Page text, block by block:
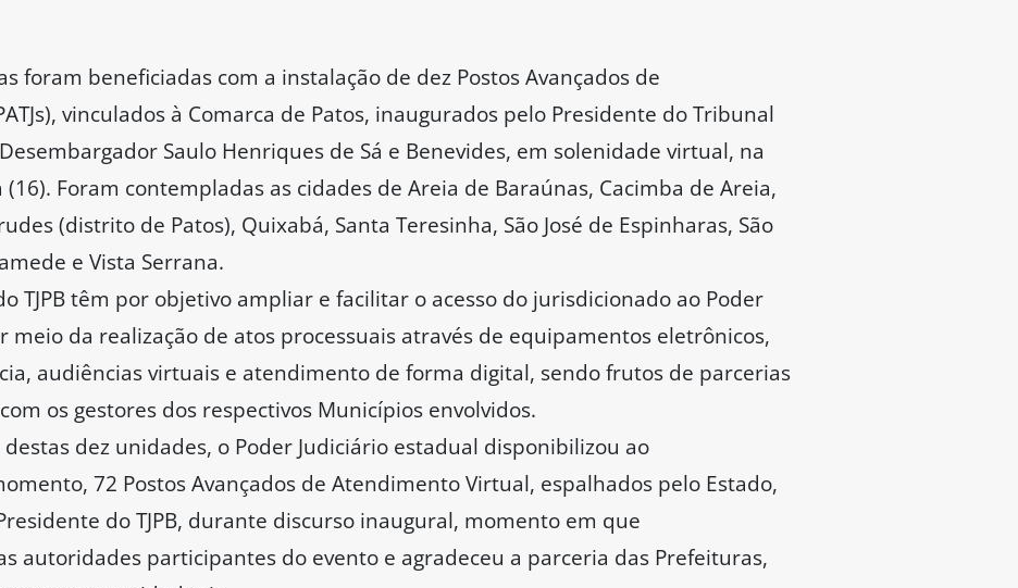
foram beneficiadas com a instalação de dez Postos Avançados de
vinculados à Comarca de Patos, inaugurados pelo Presidente do Tribunal
Saulo Henriques de Sá e Benevides, em solenidade virtual, na
Foram contempladas as cidades de Areia de Baraúnas, Cacimba de Areia,
(distrito de Patos), Quixabá, Santa Teresinha, São José de Espinharas, São
e Vista Serrana.
TJPB têm por objetivo ampliar e facilitar o acesso do jurisdicionado ao Poder
meio da realização de atos processuais através de equipamentos eletrônicos,
audiências virtuais e atendimento de forma digital, sendo frutos de parcerias
os gestores dos respectivos Municípios envolvidos.
dez unidades, o Poder Judiciário estadual disponibilizou ao
72 Postos Avançados de Atendimento Virtual, espalhados pelo Estado,
do TJPB, durante discurso inaugural, momento em que
autoridades participantes do evento e agradeceu a parceria das Prefeituras,